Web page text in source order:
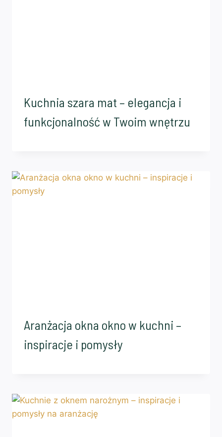
Kuchnia szara mat – elegancja i
funkcjonalność w Twoim wnętrzu
Aranżacja okna okno w kuchni –
inspiracje i pomysły